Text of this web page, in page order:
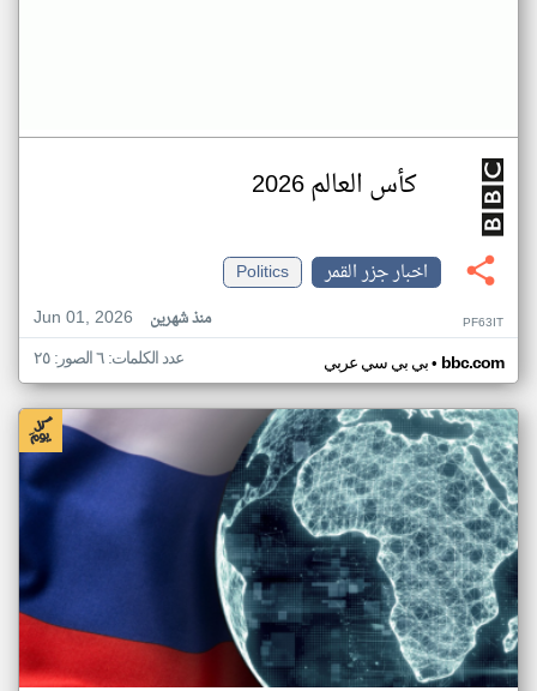
كأس العالم 2026
اخبار جزر القمر
Politics
Jun 01, 2026
منذ شهرين PF63IT
بي بي سي عربي• bbc.com عدد الكلمات: ٦ الصور: ٢٥